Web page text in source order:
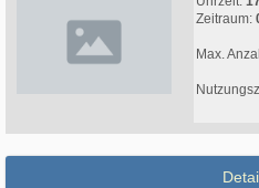
Zeitraum:
Max.